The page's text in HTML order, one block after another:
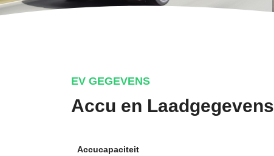
EV GEGEVENS
Accu en Laadgegevens
Accucapaciteit